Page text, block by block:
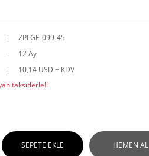
ZPLGE-099-45
12 Ay
10,14 USD + KDV
taksitlerle!!
SEPETE EKLE HEMEN AL